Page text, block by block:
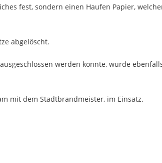
fest, sondern einen Haufen Papier,
abgelöscht.
werden konnte, wurde
mit dem Stadtbrandmeister, im Einsatz.